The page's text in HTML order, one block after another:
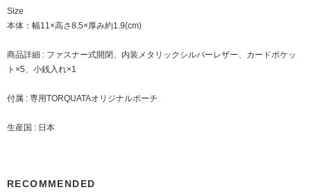
Size
本体：幅11×高さ8.5×厚み約1.9(cm)
商品詳細 : ファスナー式開閉、内装メタリックシルバーレザー、カードポケッ
ト×5、小銭入れ×1
付属 : 専用TORQUATAオリジナルポーチ
生産国 : 日本
RECOMMENDED